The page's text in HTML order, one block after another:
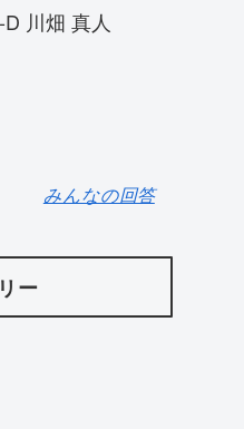
川畑 真人
ーション
みんなの回答
ー